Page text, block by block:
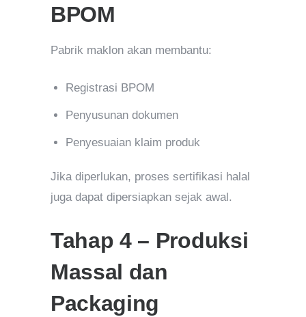
BPOM
Pabrik maklon akan membantu:
Registrasi BPOM
Penyusunan dokumen
Penyesuaian klaim produk
Jika diperlukan, proses sertifikasi halal
juga dapat dipersiapkan sejak awal.
Tahap 4 – Produksi
Massal dan
Packaging